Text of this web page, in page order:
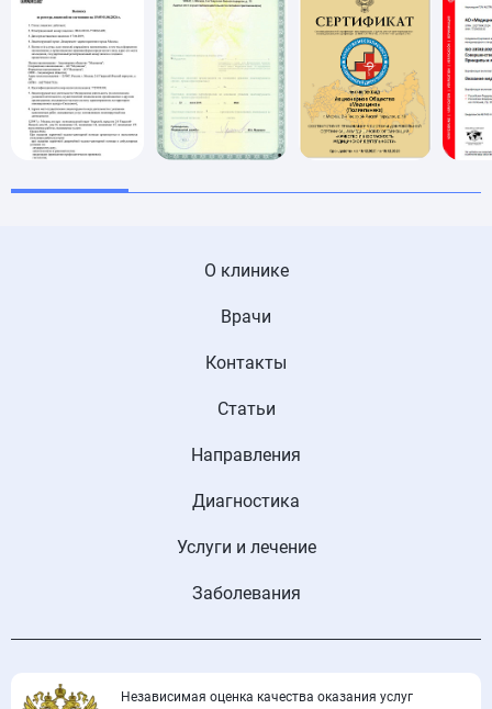
Независимая оценка качества оказания услуг
О клинике
Врачи
Контакты
Статьи
Направления
Диагностика
Услуги и лечение
Заболевания